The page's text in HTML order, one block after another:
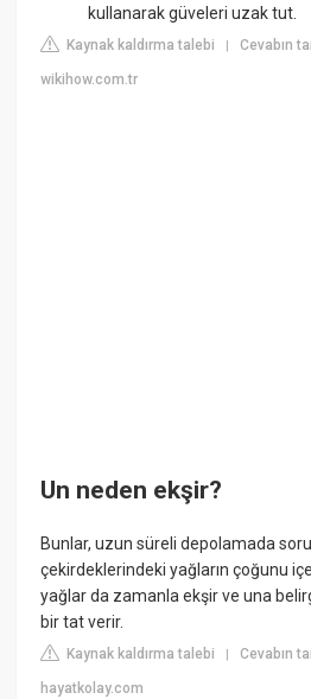
kullanarak güveleri uzak tut.
Kaynak kaldırma talebi |Cevabın
wikihow.com.tr
Un neden ekşir?
Bunlar, uzun süreli depolamada
çekirdeklerindeki yağların çoğunu
yağlar da zamanla ekşir ve una
bir tat verir.
Kaynak kaldırma talebi |Cevabın
hayatkolay.com